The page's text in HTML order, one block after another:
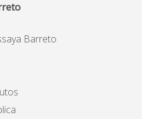
Barreto